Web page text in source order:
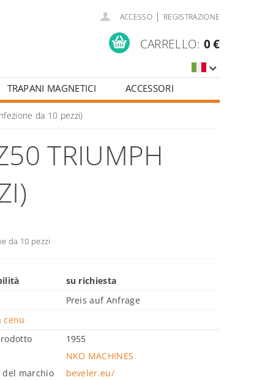
ACCESSO | REGISTRAZIONE
CARRELLO: 0 €
TRAPANI MAGNETICI
ACCESSORI
da 10 pezzi)
TRIUMPH
da 10 pezzi
su richiesta
Preis auf Anfrage
cenu
1955
NKO MACHINES
del marchio
beveler.eu/